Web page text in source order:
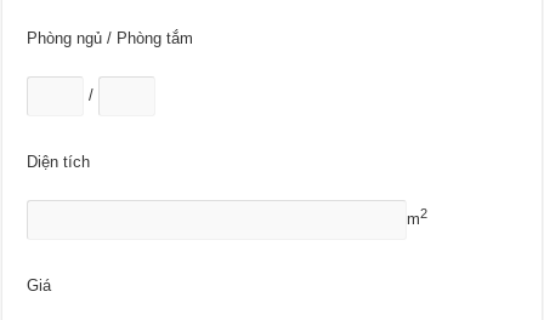
Phòng ngủ / Phòng tắm
/
Diện tích
m2
Giá